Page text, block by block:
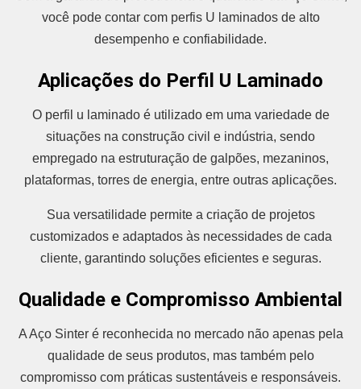
você pode contar com perfis U laminados de alto
desempenho e confiabilidade.
Aplicações do Perfil U Laminado
O perfil u laminado é utilizado em uma variedade de
situações na construção civil e indústria, sendo
empregado na estruturação de galpões, mezaninos,
plataformas, torres de energia, entre outras aplicações.
Sua versatilidade permite a criação de projetos
customizados e adaptados às necessidades de cada
cliente, garantindo soluções eficientes e seguras.
Qualidade e Compromisso Ambiental
A Aço Sinter é reconhecida no mercado não apenas pela
qualidade de seus produtos, mas também pelo
compromisso com práticas sustentáveis e responsáveis.